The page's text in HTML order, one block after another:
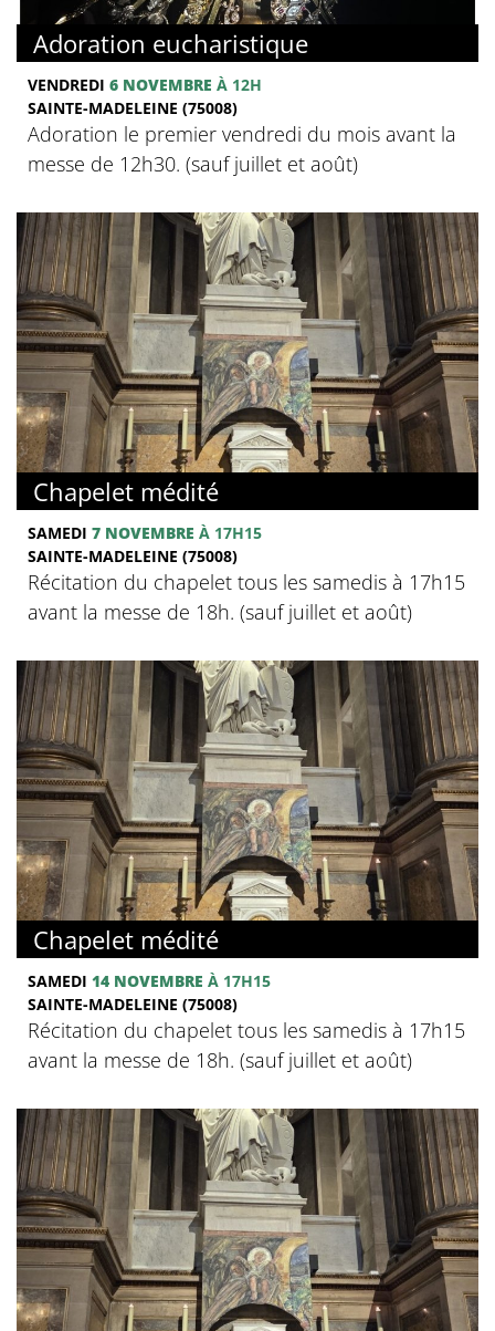
Adoration eucharistique
VENDREDI 6 NOVEMBRE À 12H
SAINTE-MADELEINE (75008)
Adoration le premier vendredi du mois avant la
messe de 12h30. (sauf juillet et août)
Chapelet médité
SAMEDI 7 NOVEMBRE À 17H15
SAINTE-MADELEINE (75008)
Récitation du chapelet tous les samedis à 17h15
avant la messe de 18h. (sauf juillet et août)
Chapelet médité
SAMEDI 14 NOVEMBRE À 17H15
SAINTE-MADELEINE (75008)
Récitation du chapelet tous les samedis à 17h15
avant la messe de 18h. (sauf juillet et août)